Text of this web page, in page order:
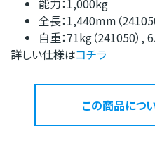
能力：1,000kg
全長：1,440mm（
自重：71kg（241050）,
詳しい仕様はコチラ
この商品につ